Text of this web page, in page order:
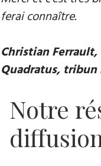
ferai connaître.
Christian
Quadratus, tribun
Notre